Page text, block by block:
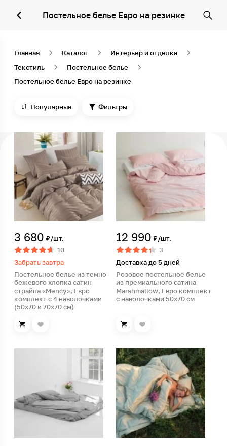
Постельное белье Евро на резинке
Главная Каталог
Интерьер и отделка
Текстиль
Постельное белье
Постельное белье Евро на резинке
Популярные Фильтры
3 680 ₽/шт.
10
Забрать завтра
Постельное белье из темно-
бежевого хлопка сатин
страйпа «Mency», Евро
комплект с 4 наволочками
(50х70 и 70х70 см)
12 990 ₽/шт.
3
Доставка до 5 дней
Розовое постельное белье
из премиального сатина
Marshmallow, Евро комплект
с наволочками 50х70 см